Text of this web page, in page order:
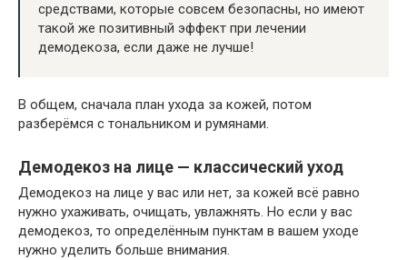
средствами, которые совсем безопасны, но имеют
такой же позитивный эффект при лечении
демодекоза, если даже не лучше!
В общем, сначала план ухода за кожей, потом
разберёмся с тональником и румянами.
Демодекоз на лице — классический уход
Демодекоз на лице у вас или нет, за кожей всё равно
нужно ухаживать, очищать, увлажнять. Но если у вас
демодекоз, то определённым пунктам в вашем уходе
нужно уделить больше внимания.